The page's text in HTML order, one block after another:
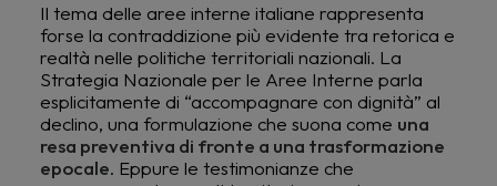
Il tema delle aree interne italiane rappresenta
forse la contraddizione più evidente tra retorica e
realtà nelle politiche territoriali nazionali. La
Strategia Nazionale per le Aree Interne parla
esplicitamente di “accompagnare con dignità” al
declino, una formulazione che suona come una
resa preventiva di fronte a una trasformazione
epocale. Eppure le testimonianze che